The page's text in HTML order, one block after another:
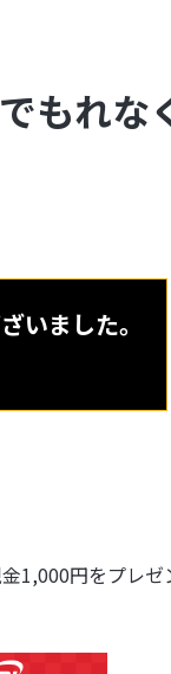
もれな
いました。
1,000円をプレゼ